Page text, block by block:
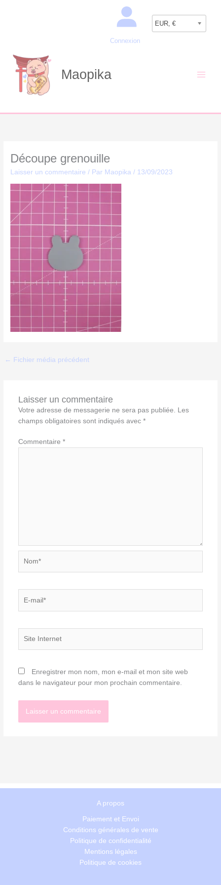
Connexion
EUR, €
Maopika
Découpe grenouille
Laisser un commentaire / Par Maopika/ 13/09/2023
← Fichier média précédent
Laisser un commentaire
Votre adresse de messagerie ne sera pas publiée.
Les
champs obligatoires sont indiqués avec *
Commentaire *
mail*
Enregistrer mon nom, mon e-mail et mon site web
dans le navigateur pour mon prochain commentaire.
A propos
Paiement et Envoi
Conditions générales de vente
Politique de confidentialité
Mentions légales
Politique de cookies
Recherche